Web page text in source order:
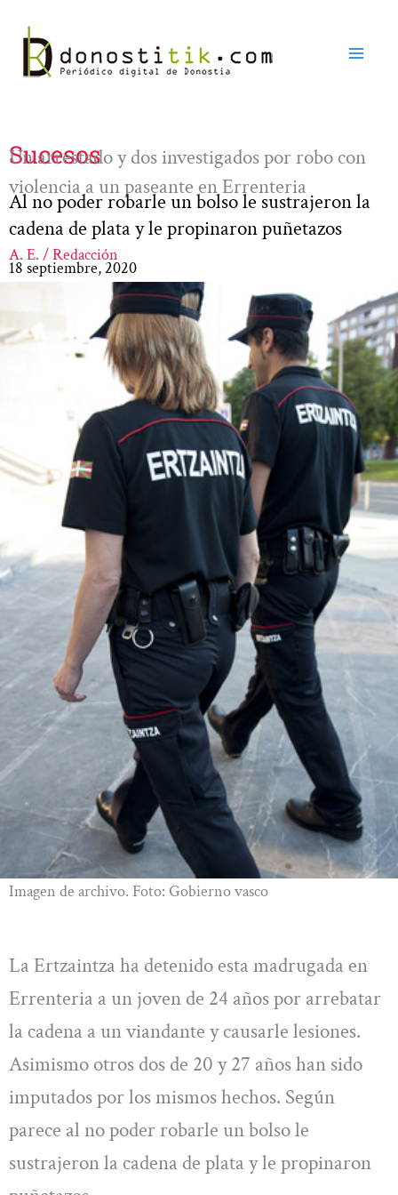
contenido
Sucesos
Un arrestado y dos investigados por robo con
violencia a un paseante en Errenteria
Al no poder robarle un bolso le sustrajeron la
cadena de plata y le propinaron puñetazos
A. E. / Redacción
18 septiembre, 2020
Imagen de archivo. Foto: Gobierno vasco
La Ertzaintza ha detenido esta madrugada en
Errenteria a un joven de 24 años por arrebatar
la cadena a un viandante y causarle lesiones.
Asimismo otros dos de 20 y 27 años han sido
imputados por los mismos hechos. Según
parece al no poder robarle un bolso le
sustrajeron la cadena de plata y le propinaron